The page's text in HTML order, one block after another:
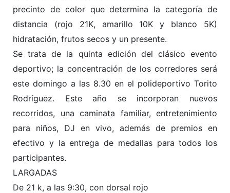
precinto de color que determina la categoría de
distancia (rojo 21K, amarillo 10K y blanco 5K)
hidratación, frutos secos y un presente.
Se trata de la quinta edición del clásico evento
deportivo; la concentración de los corredores será
este domingo a las 8.30 en el polideportivo Torito
Rodríguez. Este año se incorporan nuevos
recorridos, una caminata familiar, entretenimiento
para niños, DJ en vivo, además de premios en
efectivo y la entrega de medallas para todos los
participantes.
LARGADAS
De 21 k, a las 9:30, con dorsal rojo